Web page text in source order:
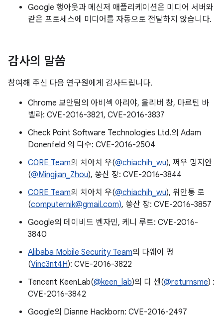
Google 행아웃과 메신저 애플리케이션은 미디어 서버와
같은 프로세스에 미디어를 자동으로 전달하지 않습니다.
감사의 말씀
참여해 주신 다음 연구원에게 감사드립니다.
Chrome 보안팀의 아비셱 아리야, 올리버 창, 마르틴 바
벨라: CVE-2016-3821, CVE-2016-3837
Check Point Software Technologies Ltd.의 Adam
Donenfeld 외 다수: CVE-2016-2504
C0RE Team의 치아치 우(@chiachih_wu), 쩌우 밍지안
(@Mingjian_Zhou), 쑹산 장: CVE-2016-3844
C0RE Team의 치아치 우(@chiachih_wu), 위안퉁 로
(computernik@gmail.com), 쑹산 장: CVE-2016-3857
Google의 데이비드 벤자민, 케니 루트: CVE-2016-
3840
Alibaba Mobile Security Team의 다웨이 펑
(Vinc3nt4H): CVE-2016-3822
Tencent KeenLab(@keen_lab)의 디 센(@returnsme) :
CVE-2016-3842
Google의 Dianne Hackborn: CVE-2016-2497